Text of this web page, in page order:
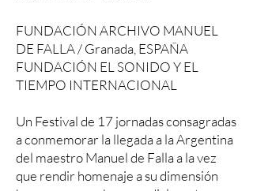
FUNDACIÓN ARCHIVO MANUEL
DE FALLA / Granada, ESPAÑA
FUNDACIÓN EL SONIDO Y EL
TIEMPO INTERNACIONAL
Un Festival de 17 jornadas consagradas
a conmemorar la llegada a la Argentina
del maestro Manuel de Falla a la vez
que rendir homenaje a su dimensión